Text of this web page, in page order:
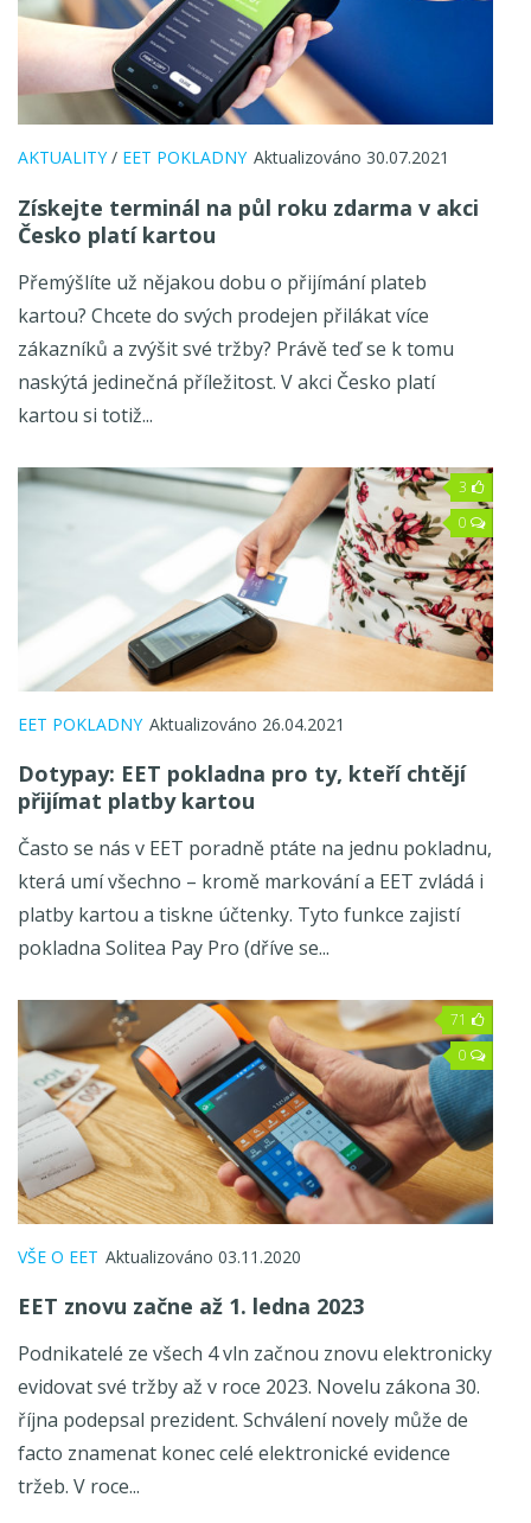
AKTUALITY/ EET POKLADNY Aktualizováno 30.07.2021
Získejte terminál na půl roku zdarma v akci
Česko platí kartou
Přemýšlíte už nějakou dobu o přijímání plateb
kartou? Chcete do svých prodejen přilákat více
zákazníků a zvýšit své tržby? Právě teď se k tomu
naskýtá jedinečná příležitost. V akci Česko platí
kartou si totiž...
3
0
EET POKLADNY Aktualizováno 26.04.2021
Dotypay: EET pokladna pro ty, kteří chtějí
přijímat platby kartou
Často se nás v EET poradně ptáte na jednu pokladnu,
která umí všechno – kromě markování a EET zvládá i
platby kartou a tiskne účtenky. Tyto funkce zajistí
pokladna Solitea Pay Pro (dříve se...
71
0
VŠE O EET Aktualizováno 03.11.2020
EET znovu začne až 1. ledna 2023
Podnikatelé ze všech 4 vln začnou znovu elektronicky
evidovat své tržby až v roce 2023. Novelu zákona 30.
října podepsal prezident. Schválení novely může de
facto znamenat konec celé elektronické evidence
tržeb. V roce...